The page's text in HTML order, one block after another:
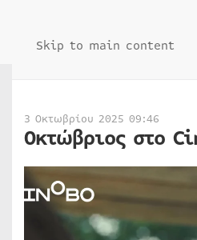
Skip to main content
3 Οκτωβρίου 2025 09:46
Οκτώβριος στο